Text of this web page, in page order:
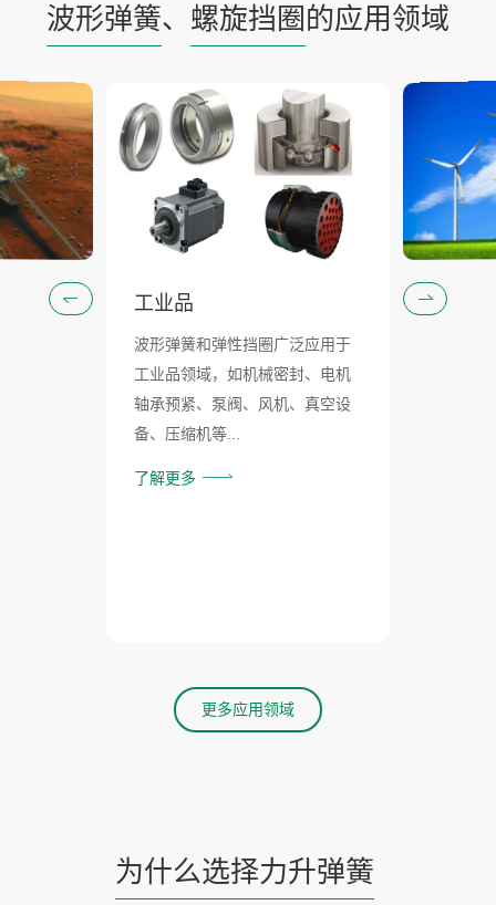
波形弹簧、 螺旋挡圈 的应用领域
工业品
波形弹簧和弹性挡圈广泛应用于
工业品领域，如机械密封、电机
轴承预紧、泵阀、风机、真空设
备、压缩机等...
了解更多
更多应用领域
为什么选择力升弹簧